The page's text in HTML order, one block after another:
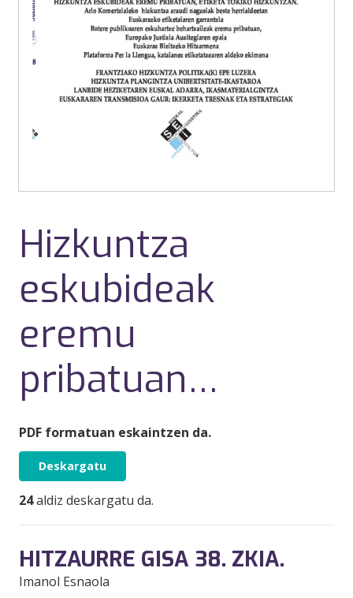
Hizkuntza
eskubideak
eremu
pribatuan…
PDF formatuan eskaintzen da.
Deskargatu
24aldiz deskargatu da.
HITZAURRE GISA 38. ZKIA.
Imanol Esnaola